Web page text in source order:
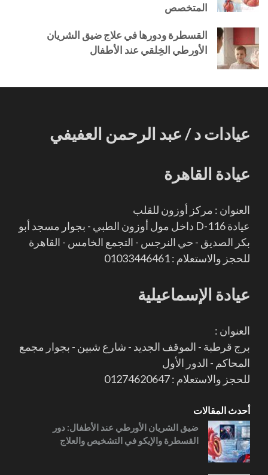
المتخصص
القسطرة ودورها في علاج ضيق الشريان
الأورطي الخِلقي عند الأطفال
عيادات د / عبد الرحمن العفيفي
عيادة القاهرة
العنوان : مركز أوزون للقلب
عيادة D-116 داخل مول أوزون الطبي - بجوار مسجد أبو
بكر الصديق - حي النرجس - التجمع الخامس - القاهرة
للحجز والاستعلام : 01033446461
عيادة الإسماعيلية
العنوان :
برج قرطبة - الموقف الجديد - شارع شبين - بجوار مجمع
المحاكم - الدور الأول
للحجز والاستعلام : 01274620647
أحدث المقالات
ضيق الشريان الأورطي عند الأطفال: دور
القسطرة والإيكو في التشخيص والعلاج